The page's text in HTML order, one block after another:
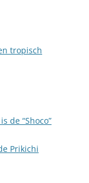
tropisch
de “Shoco”
Prikichi